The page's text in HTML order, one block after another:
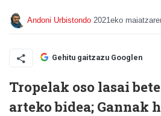
Andoni Urbistondo 2021eko
Gehitu gaitzazu Googlen
Tropelak oso lasai
arteko bidea; Gannak